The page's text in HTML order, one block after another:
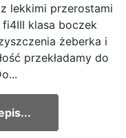
lekkimi przerostami
klasa boczek
żeberka i
przekładamy do